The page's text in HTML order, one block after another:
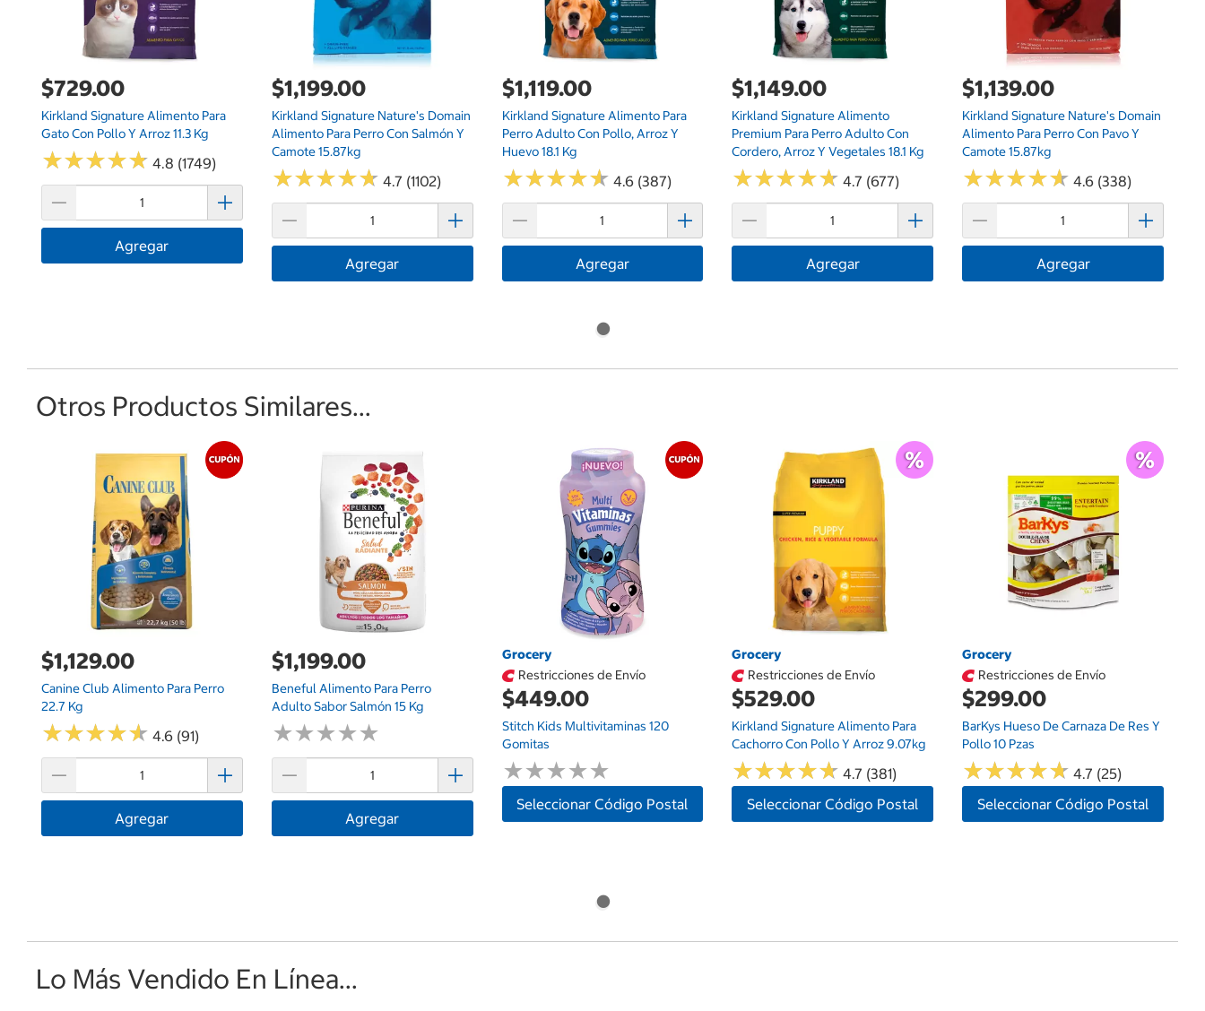
$729.00
Kirkland Signature Alimento Para
Gato Con Pollo Y Arroz 11.3 Kg
★★★★★
★★★★★ 4.8 (1749)
Agregar
$1,199.00
Kirkland Signature Nature's Domain
Alimento Para Perro Con Salmón Y
Camote 15.87kg
★★★★★
★★★★★ 4.7 (1102)
Agregar
$1,119.00
Kirkland Signature Alimento Para
Perro Adulto Con Pollo, Arroz Y
Huevo 18.1 Kg
★★★★★
★★★★★ 4.6 (387)
Agregar
$1,149.00
Kirkland Signature Alimento
Premium Para Perro Adulto Con
Cordero, Arroz Y Vegetales 18.1 Kg
★★★★★
★★★★★ 4.7 (677)
Agregar
$1,139.00
Kirkland Signature Nature's Domain
Alimento Para Perro Con Pavo Y
Camote 15.87kg
★★★★★
★★★★★ 4.6 (338)
Agregar
Otros Productos Similares...
$1,129.00
Canine Club Alimento Para Perro
22.7 Kg
★★★★★
★★★★★ 4.6 (91)
Agregar
$1,199.00
Beneful Alimento Para Perro
Adulto Sabor Salmón 15 Kg
★★★★★
★★★★★
Agregar
Grocery
Restricciones de Envío
$449.00
Stitch Kids Multivitaminas 120
Gomitas
★★★★★
★★★★★
Seleccionar Código Postal
Grocery
Restricciones de Envío
$529.00
Kirkland Signature Alimento Para
Cachorro Con Pollo Y Arroz 9.07kg
★★★★★
★★★★★ 4.7 (381)
Seleccionar Código Postal
Grocery
Restricciones de Envío
$299.00
BarKys Hueso De Carnaza De Res Y
Pollo 10 Pzas
★★★★★
★★★★★ 4.7 (25)
Seleccionar Código Postal
Lo Más Vendido En Línea...